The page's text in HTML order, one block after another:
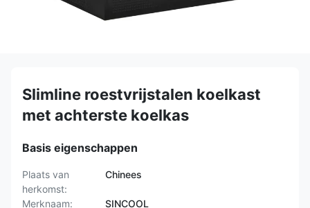
Slimline roestvrijstalen koelkast
met achterste koelkas
Basis eigenschappen
Plaats van
herkomst:
Chinees
Merknaam:
SINCOOL